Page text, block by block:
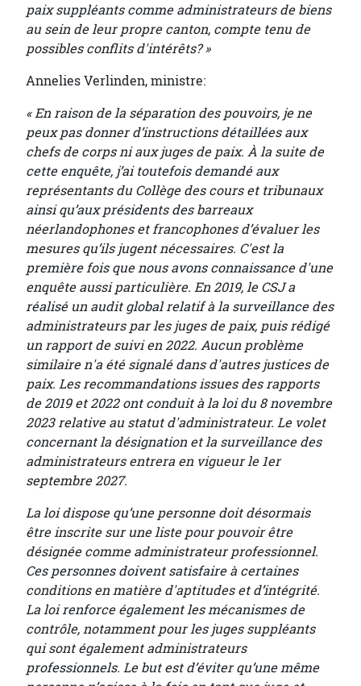
paix suppléants comme administrateurs de biens
au sein de leur propre canton, compte tenu de
possibles conflits d'intérêts? »
Annelies Verlinden, ministre:
« En raison de la séparation des pouvoirs, je ne
peux pas donner d’instructions détaillées aux
chefs de corps ni aux juges de paix. À la suite de
cette enquête, j’ai toutefois demandé aux
représentants du Collège des cours et tribunaux
ainsi qu’aux présidents des barreaux
néerlandophones et francophones d’évaluer les
mesures qu’ils jugent nécessaires. C'est la
première fois que nous avons connaissance d'une
enquête aussi particulière. En 2019, le CSJ a
réalisé un audit global relatif à la surveillance des
administrateurs par les juges de paix, puis rédigé
un rapport de suivi en 2022. Aucun problème
similaire n'a été signalé dans d'autres justices de
paix. Les recommandations issues des rapports
de 2019 et 2022 ont conduit à la loi du 8 novembre
2023 relative au statut d'administrateur. Le volet
concernant la désignation et la surveillance des
administrateurs entrera en vigueur le 1er
septembre 2027.
La loi dispose qu’une personne doit désormais
être inscrite sur une liste pour pouvoir être
désignée comme administrateur professionnel.
Ces personnes doivent satisfaire à certaines
conditions en matière d'aptitudes et d’intégrité.
La loi renforce également les mécanismes de
contrôle, notamment pour les juges suppléants
qui sont également administrateurs
professionnels. Le but est d’éviter qu’une même